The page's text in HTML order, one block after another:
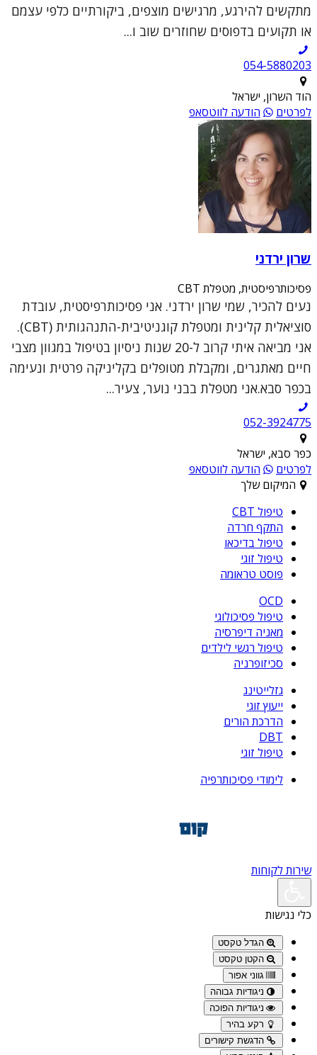
מתקשים להירגע, מרגישים מוצפים, ביקורתיים כלפי עצמם
או תקועים בדפוסים שחוזרים שוב ו...
054-5880203
הוד השרון, ישראל
לפרטים
הודעה לווטסאפ
שרון ירדני
פסיכותרפיסטית, מטפלת CBT
נעים להכיר, שמי שרון ירדני. אני פסיכותרפיסטית, עובדת
סוציאלית קלינית ומטפלת קוגניטיבית-התנהגותית (CBT).
אני מביאה איתי קרוב ל-20 שנות ניסיון בטיפול במגוון מצבי
חיים מאתגרים, ומקבלת מטופלים בקליניקה פרטית ונעימה
בכפר סבא.אני מטפלת בבני נוער, צעיר...
052-3924775
כפר סבא, ישראל
לפרטים
הודעה לווטסאפ
המיקום שלך
טיפול CBT
התקף חרדה
טיפול בדיכאו
טיפול זוגי
פוסט טראומה
OCD
טיפול פסיכולוגי
מאניה דיפרסיה
טיפול רגשי לילדים
סכיזופרניה
גזלייטינג
ייעוץ זוגי
הדרכת הורים
DBT
טיפול זוגי
לימודי פסיכותרפיה
שירות לקוחות
כלי נגישות
הגדל טקסט
הקטן טקסט
גווני אפור
ניגודיות גבוהה
ניגודיות הפוכה
רקע בהיר
הדגשת קישורים